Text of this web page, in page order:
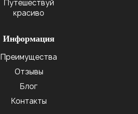
Путешествуй
красиво
Информация
Преимущества
Отзывы
Блог
Контакты